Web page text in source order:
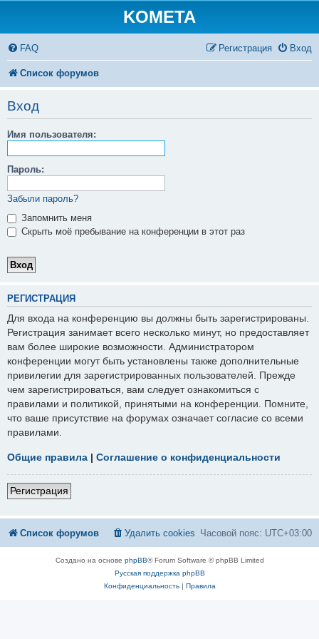
KOMETA
FAQ Вход
Регистрация
Список форумов
Вход
Имя пользователя:
Пароль:
Забыли пароль?
Запомнить меня
Скрыть моё пребывание на конференции в этот раз
РЕГИСТРАЦИЯ
Для входа на конференцию вы должны быть зарегистрированы.
Регистрация занимает всего несколько минут, но предоставляет
вам более широкие возможности. Администратором
конференции могут быть установлены также дополнительные
привилегии для зарегистрированных пользователей. Прежде
чем зарегистрироваться, вам следует ознакомиться с
правилами и политикой, принятыми на конференции. Помните,
что ваше присутствие на форумах означает согласие со всеми
правилами.
Общие правила | Соглашение о конфиденциальности
Регистрация
Список форумов Часовой пояс: UTC+03:00
Удалить cookies
Создано на основе phpBB® Forum Software © phpBB Limited
Русская поддержка phpBB
Конфиденциальность| Правила